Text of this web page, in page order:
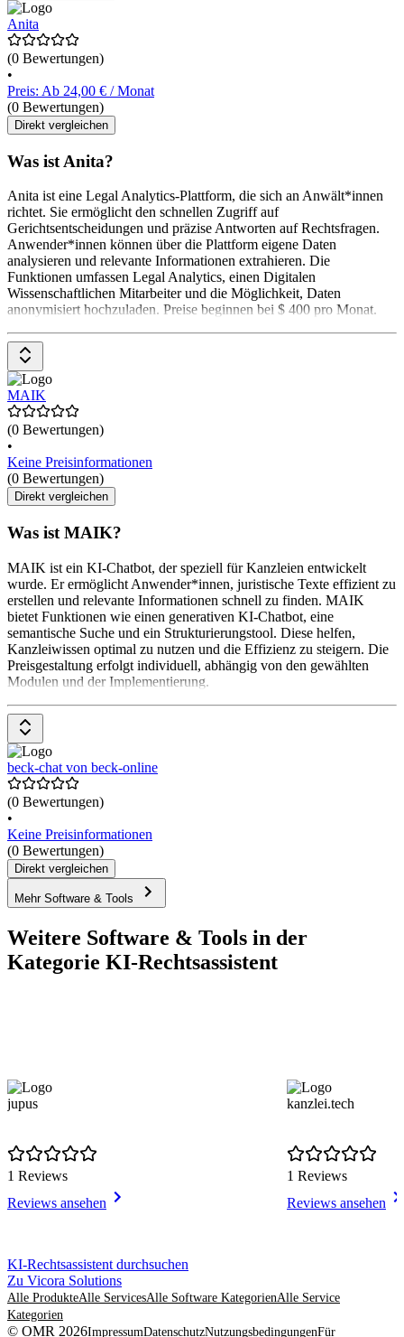
Anita
(0 Bewertungen)
•
Preis: Ab 24,00 € / Monat
(0 Bewertungen)
Direkt vergleichen
Was ist Anita?
Anita ist eine Legal Analytics-Plattform, die sich an Anwält*innen
richtet. Sie ermöglicht den schnellen Zugriff auf
Gerichtsentscheidungen und präzise Antworten auf Rechtsfragen.
Anwender*innen können über die Plattform eigene Daten
analysieren und relevante Informationen extrahieren. Die
Funktionen umfassen Legal Analytics, einen Digitalen
Wissenschaftlichen Mitarbeiter und die Möglichkeit, Daten
anonymisiert hochzuladen. Preise beginnen bei $ 400 pro Monat.
MAIK
(0 Bewertungen)
•
Keine Preisinformationen
(0 Bewertungen)
Direkt vergleichen
Was ist MAIK?
MAIK ist ein KI-Chatbot, der speziell für Kanzleien entwickelt
wurde. Er ermöglicht Anwender*innen, juristische Texte effizient zu
erstellen und relevante Informationen schnell zu finden. MAIK
bietet Funktionen wie einen generativen KI-Chatbot, eine
semantische Suche und ein Strukturierungstool. Diese helfen,
Kanzleiwissen optimal zu nutzen und die Effizienz zu steigern. Die
Preisgestaltung erfolgt individuell, abhängig von den gewählten
Modulen und der Implementierung.
beck-chat von beck-online
(0 Bewertungen)
•
Keine Preisinformationen
(0 Bewertungen)
Direkt vergleichen
Mehr Software & Tools
Weitere Software & Tools in der
Kategorie KI-Rechtsassistent
jupus
1 Reviews
Reviews ansehen
kanzlei.tech
1 Reviews
Reviews ansehen
Item
1
of
8
KI-Rechtsassistent durchsuchen
Zu Vicora Solutions
Alle ProdukteAlle ServicesAlle Software KategorienAlle Service
Kategorien
© OMR 2026ImpressumDatenschutzNutzungsbedingungenFür